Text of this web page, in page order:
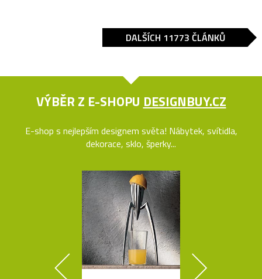
DALŠÍCH 11773 ČLÁNKŮ
VÝBĚR Z E-SHOPU DESIGNBUY.CZ
E-shop s nejlepším designem světa! Nábytek, svítidla,
dekorace, sklo, šperky...